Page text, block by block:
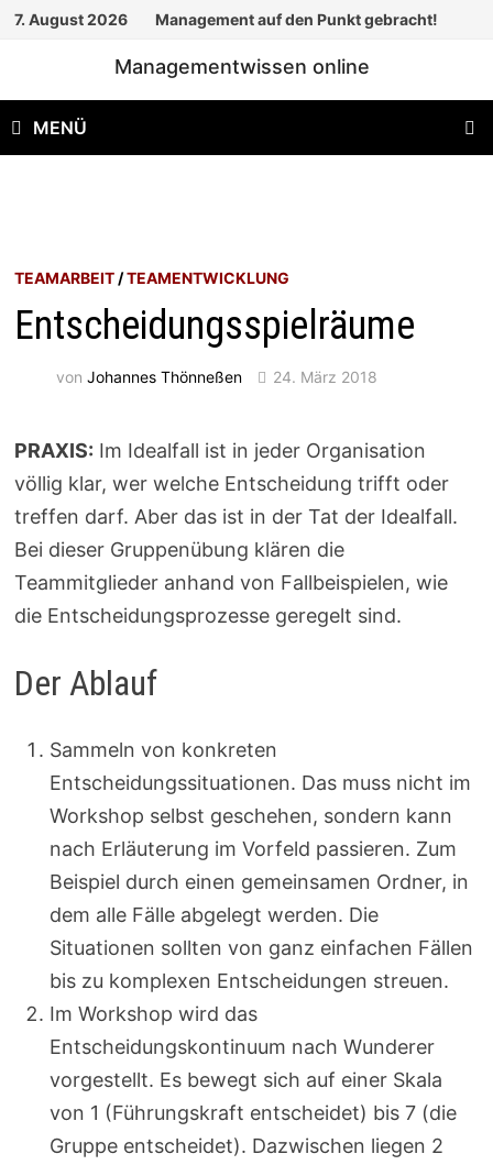
Zum
7. August 2026 Management auf den Punkt gebracht!
Managementwissen online
MENÜ
TEAMARBEIT /TEAMENTWICKLUNG
Entscheidungsspielräume
vonJohannes Thönneßen 24. März 2018
PRAXIS: Im Idealfall ist in jeder Organisation
völlig klar, wer welche Entscheidung trifft oder
treffen darf. Aber das ist in der Tat der Idealfall.
Bei dieser Gruppenübung klären die
Teammitglieder anhand von Fallbeispielen, wie
die Entscheidungsprozesse geregelt sind.
Der Ablauf
Sammeln von konkreten
Entscheidungssituationen. Das muss nicht im
Workshop selbst geschehen, sondern kann
nach Erläuterung im Vorfeld passieren. Zum
Beispiel durch einen gemeinsamen Ordner, in
dem alle Fälle abgelegt werden. Die
Situationen sollten von ganz einfachen Fällen
bis zu komplexen Entscheidungen streuen.
Im Workshop wird das
Entscheidungskontinuum nach Wunderer
vorgestellt. Es bewegt sich auf einer Skala
von 1 (Führungskraft entscheidet) bis 7 (die
Gruppe entscheidet). Dazwischen liegen 2